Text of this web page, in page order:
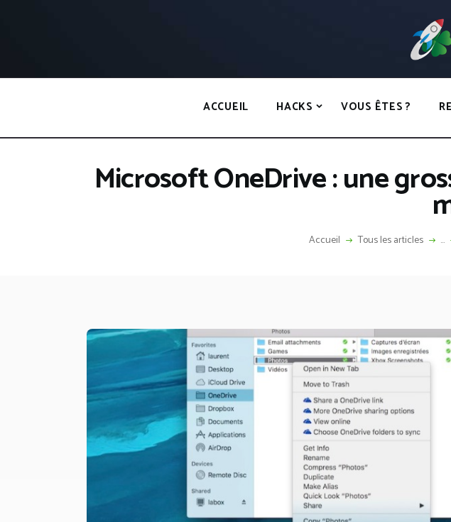
ACCUEIL HACKS VOUS ÊTES ?
Microsoft OneDrive : une
Accueil Tous les articles ...
GROWTH
VOUS ÊTES ?
RESSOURCES
CONTACT